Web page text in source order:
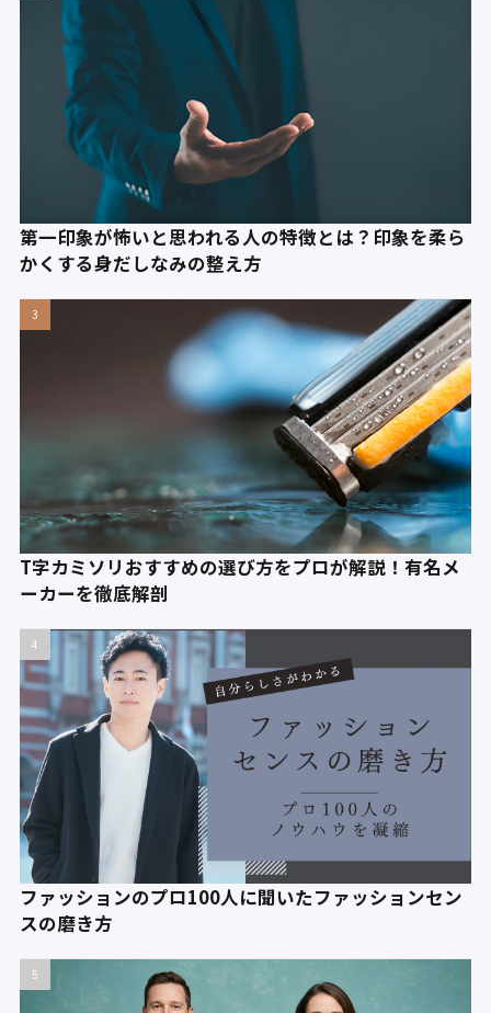
第一印象が怖いと思われる人の特徴とは？印象を柔ら
かくする身だしなみの整え方
T字カミソリおすすめの選び方をプロが解説！有名メ
ーカーを徹底解剖
ファッションのプロ100人に聞いたファッションセン
スの磨き方